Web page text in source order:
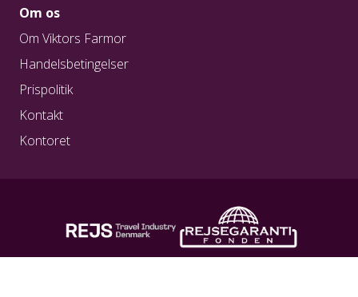
Om os
Om Viktors Farmor
Handelsbetingelser
Prispolitik
Kontakt
Kontoret